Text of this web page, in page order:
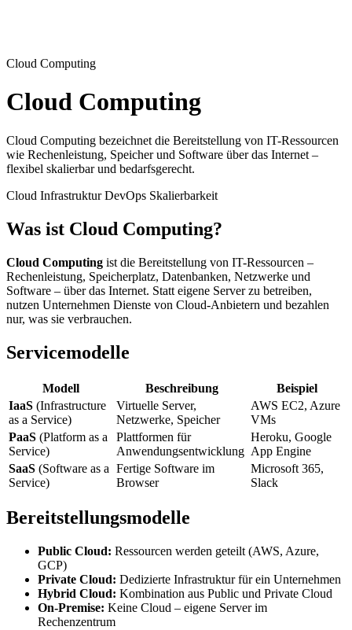
Cloud Computing
Cloud Computing
Cloud Computing bezeichnet die Bereitstellung von IT-Ressourcen
wie Rechenleistung, Speicher und Software über das Internet –
flexibel skalierbar und bedarfsgerecht.
Cloud Infrastruktur DevOps Skalierbarkeit
Was ist Cloud Computing?
Cloud Computing ist die Bereitstellung von IT-Ressourcen –
Rechenleistung, Speicherplatz, Datenbanken, Netzwerke und
Software – über das Internet. Statt eigene Server zu betreiben,
nutzen Unternehmen Dienste von Cloud-Anbietern und bezahlen
nur, was sie verbrauchen.
Servicemodelle
Modell Beschreibung
Beispiel
IaaS (Infrastructure
as a Service)
Virtuelle Server,
Netzwerke, Speicher
AWS EC2, Azure
VMs
PaaS (Platform as a
Service)
Plattformen für
Anwendungsentwicklung
Heroku, Google
App Engine
SaaS (Software as a
Service)
Fertige Software im
Browser
Microsoft 365,
Slack
Bereitstellungsmodelle
Public Cloud: Ressourcen werden geteilt (AWS, Azure,
GCP)
Private Cloud: Dedizierte Infrastruktur für ein Unternehmen
Hybrid Cloud: Kombination aus Public und Private Cloud
On-Premise: Keine Cloud – eigene Server im
Rechenzentrum